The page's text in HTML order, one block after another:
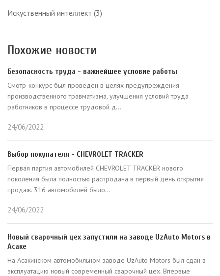
Искуственный интеллект (3)
Похожие новости
Безопасность труда - важнейшее условие работы
Смотр-конкурс был проведен в целях предупреждения
производственного травматизма, улучшения условий труда
работников в процессе трудовой д...
24/06/2022
Выбор покупателя - CHEVROLET TRACKER
Первая партия автомобилей CHEVROLET TRACKER нового
поколения была полностью распродана в первый день открытия
продаж. 316 автомобилей было...
24/06/2022
Новый сварочный цех запустили на заводе UzAuto Motors в
Асаке
На Асакинском автомобильном заводе UzAuto Motors был сдан в
эксплуатацию новый современный сварочный цех. Впервые